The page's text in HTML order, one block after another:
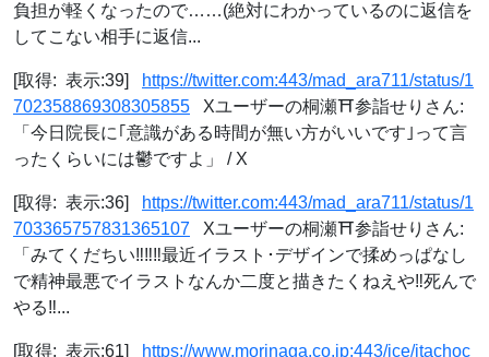
負担が軽くなったので……(絶対にわかっているのに返信を
してこない相手に返信...
[取得: 表示:39]
https://twitter.com:443/mad_ara711/status/1
702358869308305855 Xユーザーの桐瀬⛩参詣せりさん:
「今日院長に｢意識がある時間が無い方がいいです｣って言
ったくらいには鬱ですよ」 / X
[取得: 表示:36]
https://twitter.com:443/mad_ara711/status/1
703365757831365107 Xユーザーの桐瀬⛩参詣せりさん:
「みてくだちい‼️‼️‼️最近イラスト･デザインで揉めっぱなし
で精神最悪でイラストなんか二度と描きたくねえや‼️死んで
やる‼️...
[取得: 表示:61]
https://www.morinaga.co.jp:443/ice/itachoc